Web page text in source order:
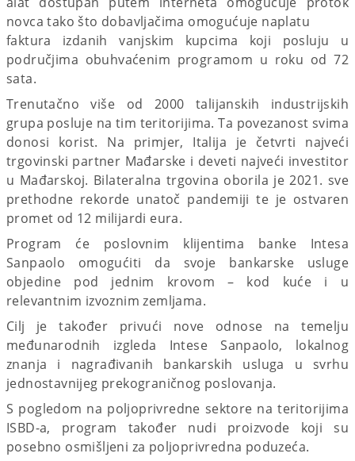
novca tako što dobavljačima omogućuje naplatu
faktura izdanih vanjskim kupcima koji posluju u
područjima obuhvaćenim programom u roku od 72
sata.
Trenutačno više od 2000 talijanskih industrijskih
grupa posluje na tim teritorijima. Ta povezanost svima
donosi korist. Na primjer, Italija je četvrti najveći
trgovinski partner Mađarske i deveti najveći investitor
u Mađarskoj. Bilateralna trgovina oborila je 2021. sve
prethodne rekorde unatoč pandemiji te je ostvaren
promet od 12 milijardi eura.
Program će poslovnim klijentima banke Intesa
Sanpaolo omogućiti da svoje bankarske usluge
objedine pod jednim krovom – kod kuće i u
relevantnim izvoznim zemljama.
Cilj je također privući nove odnose na temelju
međunarodnih izgleda Intese Sanpaolo, lokalnog
znanja i nagrađivanih bankarskih usluga u svrhu
jednostavnijeg prekograničnog poslovanja.
S pogledom na poljoprivredne sektore na teritorijima
ISBD-a, program također nudi proizvode koji su
posebno osmišljeni za poljoprivredna poduzeća.